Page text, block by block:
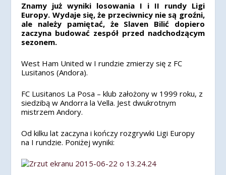
Znamy już wyniki losowania I i II rundy Ligi
Europy. Wydaje się, że przeciwnicy nie są groźni,
ale należy pamiętać, że Slaven Bilić dopiero
zaczyna budować zespół przed nadchodzącym
sezonem.
West Ham United w I rundzie zmierzy się z FC
Lusitanos (Andora).
FC Lusitanos La Posa –klub założony w 1999 roku, z
siedzibą w Andorra la Vella. Jest dwukrotnym
mistrzem Andory.
Od kilku lat zaczyna i kończy rozgrywki Ligi Europy
na I rundzie. Poniżej wyniki: